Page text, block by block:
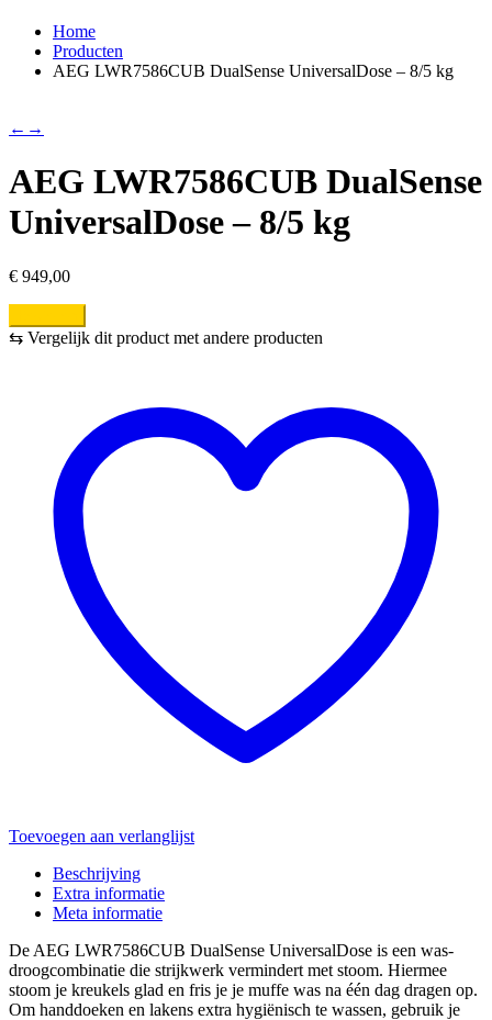
Home
Producten
AEG LWR7586CUB DualSense UniversalDose – 8/5 kg
← →
AEG LWR7586CUB DualSense
UniversalDose – 8/5 kg
€ 949,00
⇆ Vergelijk dit product met andere producten
Toevoegen aan verlanglijst
Beschrijving
Extra informatie
Meta informatie
De AEG LWR7586CUB DualSense UniversalDose is een was-
droogcombinatie die strijkwerk vermindert met stoom. Hiermee
stoom je kreukels glad en fris je je muffe was na één dag dragen op.
Om handdoeken en lakens extra hygiënisch te wassen, gebruik je